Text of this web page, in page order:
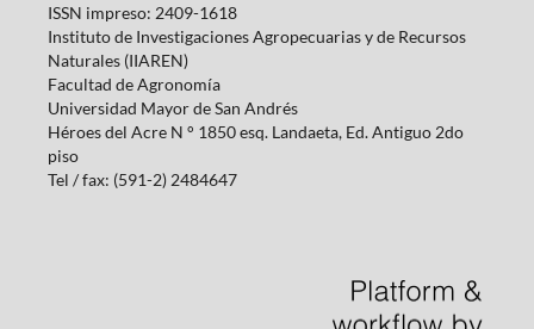
ISSN impreso: 2409-1618
Instituto de Investigaciones Agropecuarias y de Recursos
Naturales (IIAREN)
Facultad de Agronomía
Universidad Mayor de San Andrés
Héroes del Acre N ° 1850 esq. Landaeta, Ed.Antiguo 2do
piso
Tel / fax: (591-2) 2484647